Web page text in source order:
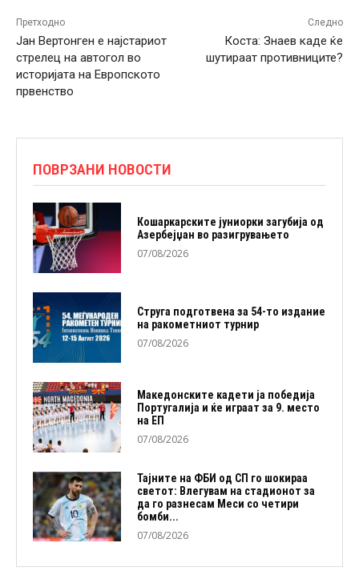
Претходно
Јан Вертонген е најстариот
стрелец на автогол во
историјата на Европското
првенство
Следно
Коста: Знаев каде ќе
шутираат противниците?
ПОВРЗАНИ НОВОСТИ
Кошаркарските јуниорки загубија од
Азербејџан во разигрувањето
07/08/2026
Струга подготвена за 54-то издание
на ракометниот турнир
07/08/2026
Македонските кадети ја победија
Португалија и ќе играат за 9. место
на ЕП
07/08/2026
Тајните на ФБИ од СП го шокираа
светот: Влегувам на стадионот за
да го разнесам Меси со четири
бомби...
07/08/2026